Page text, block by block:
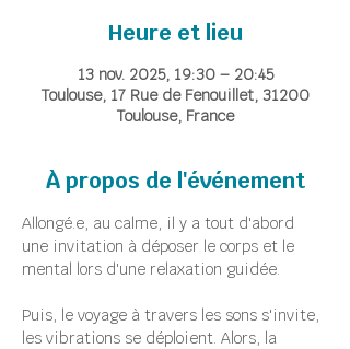
Heure et lieu
13 nov. 2025, 19:30 – 20:45
Toulouse, 17 Rue de Fenouillet, 31200
Toulouse, France
À propos de l'événement
Allongé.e, au calme, il y a tout d'abord
une invitation à déposer le corps et le
mental lors d'une relaxation guidée.
Puis, le voyage à travers les sons s'invite,
les vibrations se déploient. Alors, la